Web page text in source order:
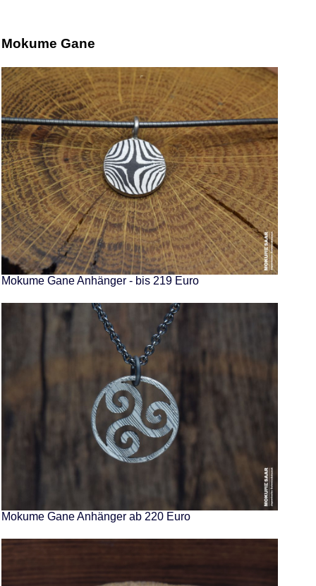
Mokume Gane
Mokume Gane Anhänger - bis 219 Euro
Mokume Gane Anhänger ab 220 Euro